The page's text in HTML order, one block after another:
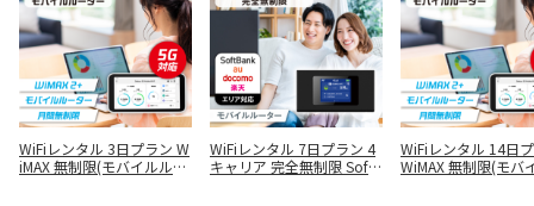
WiFiレンタル 3日プラン W
iMAX 無制限(モバイルルー
WiFiレンタル 7日プラン 4
キャリア 完全無制限 SoftB
WiFiレンタル 14日
WiMAX 無制限(モバ